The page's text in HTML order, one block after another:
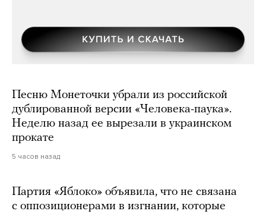
Песню Монеточки убрали из российской
дублированной версии «Человека-паука».
Неделю назад ее вырезали в украинском
прокате
5 часов назад
Партия «Яблоко» объявила, что не связана
с оппозиционерами в изгнании, которые